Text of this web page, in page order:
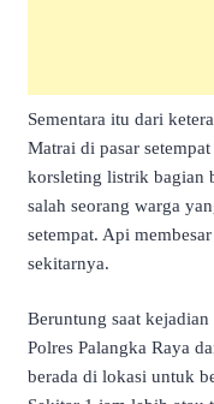
Sementara itu dari
Matrai di pasar
korsleting listrik bagian
salah seorang warga
setempat. Api
sekitarnya.
Beruntung saat
Polres Palangka Raya
berada di lokasi untuk